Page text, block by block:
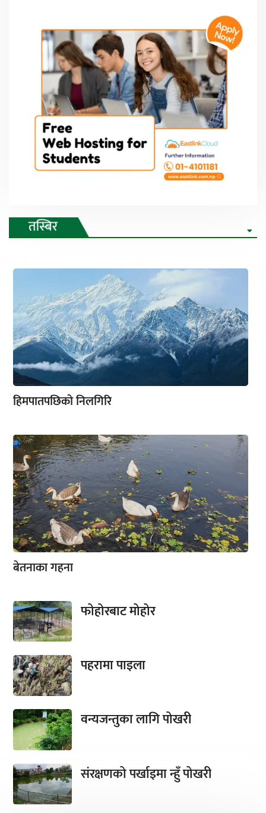
हिमपातपछिको निलगिरि
बेतनाका गहना
फोहोरबाट मोहोर
पहरामा पाइला
वन्यजन्तुका लागि पोखरी
संरक्षणको पर्खाइमा न्हुँ पोखरी